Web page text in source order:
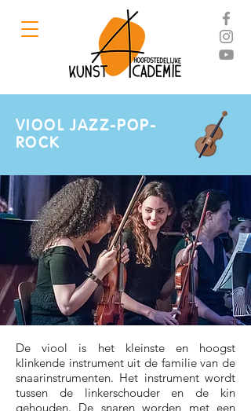
VIOOL JAZZ-POP-
ROCK
De viool is het kleinste en hoogst
klinkende instrument uit de familie van de
snaarinstrumenten. Het instrument wordt
tussen de linkerschouder en de kin
gehouden. De snaren worden met een